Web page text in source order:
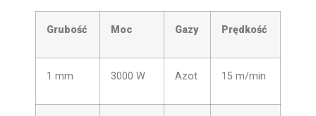
Grubość Moc Gazy Prędkość
1 mm 3000 W Azot 15 m/min